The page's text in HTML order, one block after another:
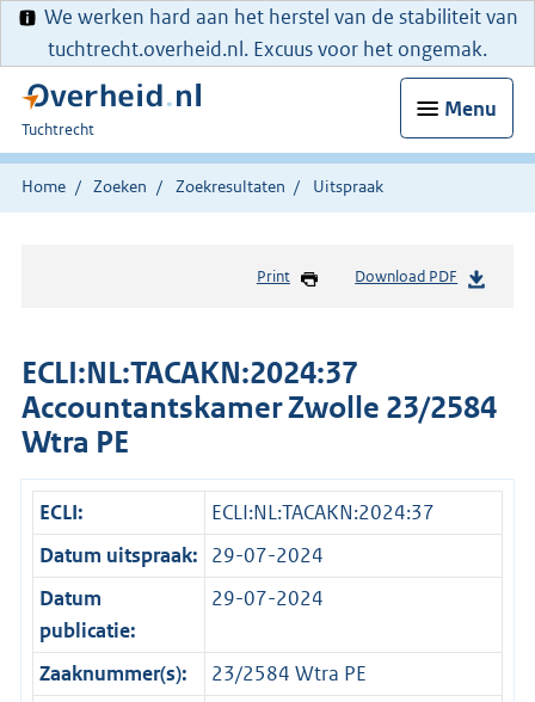
We werken hard aan het herstel van de stabiliteit van
tuchtrecht.overheid.nl. Excuus voor het ongemak.
Menu
U
bent
hier:
Tuchtrecht
Home Zoeken Zoekresultaten Uitspraak
Print Download PDF
ECLI:NL:TACAKN:2024:37
Accountantskamer Zwolle 23/2584
Wtra PE
ECLI:
ECLI:NL:TACAKN:2024:37
Datum uitspraak: 29-07-2024
Datum
publicatie:
29-07-2024
Zaaknummer(s):
23/2584 Wtra PE